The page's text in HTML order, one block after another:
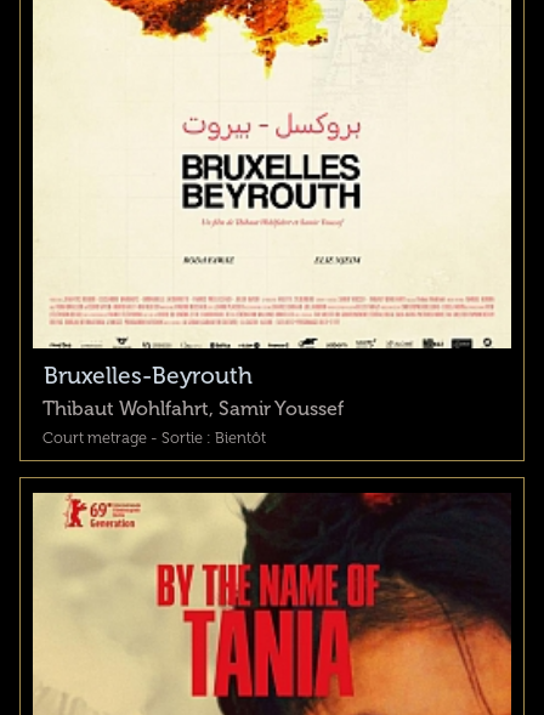
Bruxelles-Beyrouth
Thibaut Wohlfahrt, Samir Youssef
Court metrage - Sortie : Bientôt